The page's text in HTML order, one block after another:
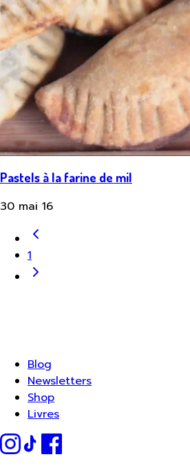
Pastels à la farine de mil
30 mai 16
1
Blog
Newsletters
Shop
Livres